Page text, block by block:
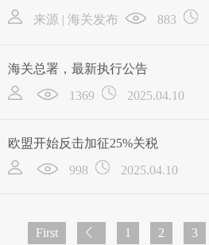
来源 | 海关发布
883
海关总署，最新执行公告
1369
2025.04.10
欧盟开始反击加征25%关税
998
2025.04.10
First 1 2 3